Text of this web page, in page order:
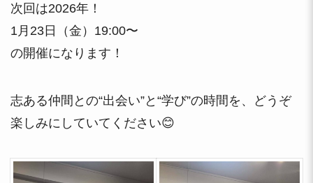
次回は2026年！
1月23日（金）19:00〜
の開催になります！
志ある仲間との“出会い”と“学び”の時間を、どうぞ
楽しみにしていてください😊